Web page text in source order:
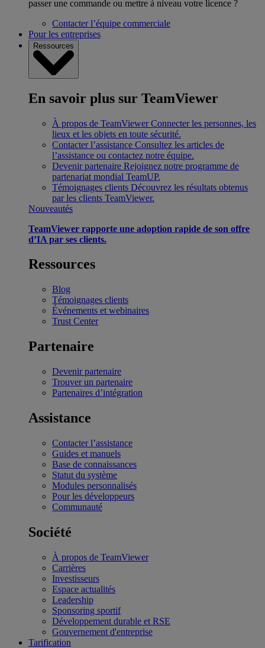
passer une commande ou mettre à niveau votre licence ?
Contacter l’équipe commerciale
Pour les entreprises
Ressources
En savoir plus sur TeamViewer
À propos de TeamViewer Connecter les personnes, les
lieux et les objets en toute sécurité.
Contacter l’assistance Consultez les articles de
l’assistance ou contactez notre équipe.
Devenir partenaire Rejoignez notre programme de
partenariat mondial TeamUP.
Témoignages clients Découvrez les résultats obtenus
par les clients TeamViewer.
Nouveautés
TeamViewer rapporte une adoption rapide de son offre
d’IA par ses clients.
Ressources
Blog
Témoignages clients
Événements et webinaires
Trust Center
Partenaire
Devenir partenaire
Trouver un partenaire
Partenaires d’intégration
Assistance
Contacter l’assistance
Guides et manuels
Base de connaissances
Statut du système
Modules personnalisés
Pour les développeurs
Communauté
Société
À propos de TeamViewer
Carrières
Investisseurs
Espace actualités
Leadership
Sponsoring sportif
Développement durable et RSE
Gouvernement d'entreprise
Tarification